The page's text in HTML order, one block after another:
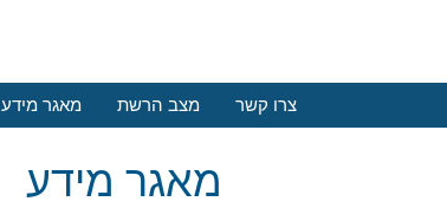
מאגר מידע מצב הרשת צרו קשר
מאגר מידע